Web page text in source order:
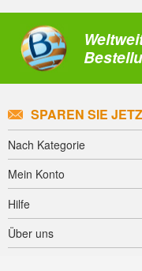
SPAREN SIE
Nach Kategorie
Mein Konto
Hilfe
Über uns